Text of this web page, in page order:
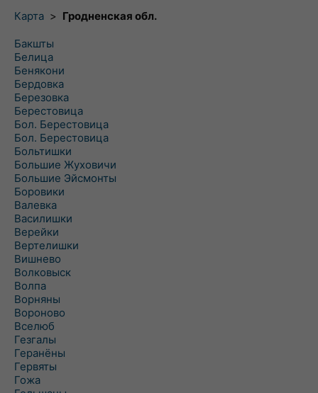
Карта > Гродненская обл.
Бакшты
Белица
Бенякони
Бердовка
Березовка
Берестовица
Бол. Берестовица
Бол. Берестовица
Больтишки
Большие Жуховичи
Большие Эйсмонты
Боровики
Валевка
Василишки
Верейки
Вертелишки
Вишнево
Волковыск
Волпа
Ворняны
Вороново
Вселюб
Гезгалы
Геранёны
Гервяты
Гожа